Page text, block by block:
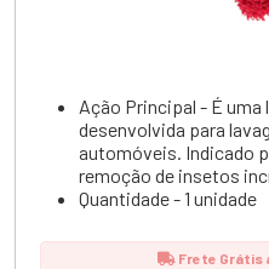
Ação Principal - É
desenvolvida para
automóveis. Indicado
remoção de insetos
Quantidade - 1 unidade
Frete Grátis